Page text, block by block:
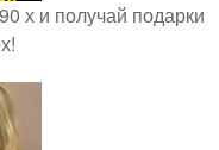
х и получай подарки